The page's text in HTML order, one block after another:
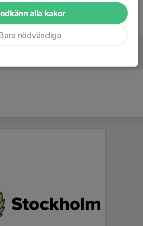
alla kakor
nödvändiga